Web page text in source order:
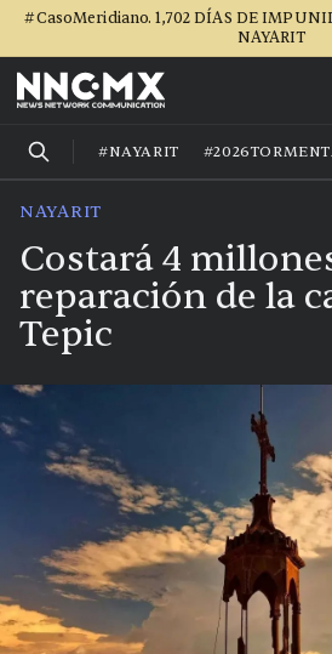
#CasoMeridiano. 1,702 DÍAS DE
NAYARIT
#NAYARIT
NAYARIT
Costará 4
reparación de la
Tepic